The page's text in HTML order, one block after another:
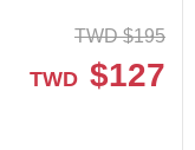
TWD $195
TWD $127